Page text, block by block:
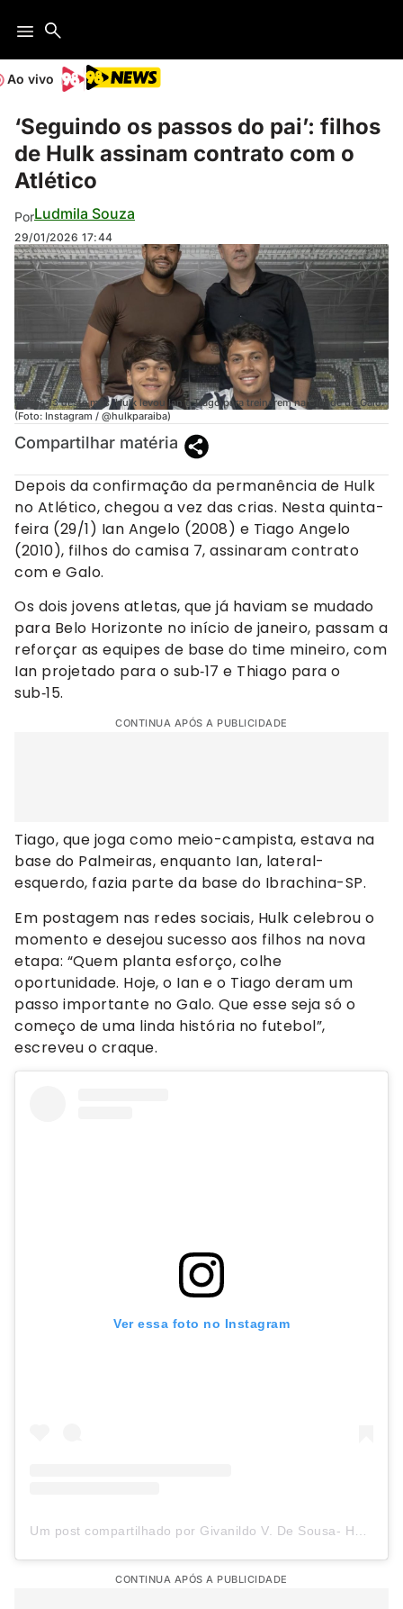
Ao vivo
‘Seguindo os passos do pai’: filhos
de Hulk assinam contrato com o
Atlético
PorLudmila Souza
29/01/2026 17:44
No dia 13 deste mês, Hulk levou Ian e Tiago para treinarem na Cidade do Galo.
(Foto: Instagram / @hulkparaiba)
Compartilhar matéria
Depois da confirmação da permanência de Hulk
no Atlético, chegou a vez das crias. Nesta quinta-
feira (29/1) Ian Angelo (2008) e Tiago Angelo
(2010), filhos do camisa 7, assinaram contrato
com e Galo.
Os dois jovens atletas, que já haviam se mudado
para Belo Horizonte no início de janeiro, passam a
reforçar as equipes de base do time mineiro, com
Ian projetado para o sub‑17 e Thiago para o
sub‑15.
CONTINUA APÓS A PUBLICIDADE
Tiago, que joga como meio-campista, estava na
base do Palmeiras, enquanto Ian, lateral-
esquerdo, fazia parte da base do Ibrachina-SP.
Em postagem nas redes sociais, Hulk celebrou o
momento e desejou sucesso aos filhos na nova
etapa: “Quem planta esforço, colhe
oportunidade. Hoje, o Ian e o Tiago deram um
passo importante no Galo. Que esse seja só o
começo de uma linda história no futebol”,
escreveu o craque.
Ver essa foto no Instagram
Um post compartilhado por Givanildo V. De Sousa- Hulk (@hulkparaiba)
CONTINUA APÓS A PUBLICIDADE